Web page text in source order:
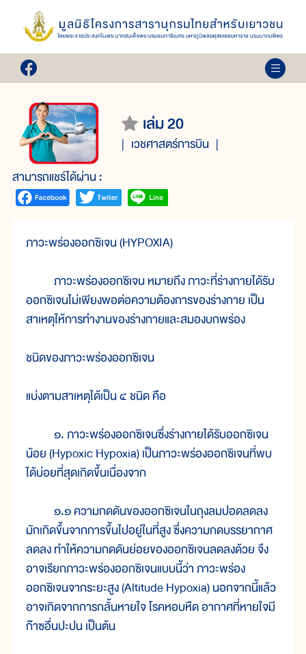
เล่ม 20
เวชศาสตร์การบิน
สามารถแชร์ได้ผ่าน :
ภาวะพร่องออกซิเจน (HYPOXIA)
ภาวะพร่องออกซิเจน หมายถึง ภาวะที่ร่างกายได้รับ
ออกซิเจนไม่เพียงพอต่อความต้องการของร่างกาย เป็น
สาเหตุให้การทำงานของร่างกายและสมองบกพร่อง
ชนิดของภาวะพร่องออกซิเจน
แบ่งตามสาเหตุได้เป็น ๔ ชนิด คือ
๑. ภาวะพร่องออกซิเจนซึ่งร่างกายได้รับออกซิเจน
น้อย (Hypoxic Hypoxia) เป็นภาวะพร่องออกซิเจนที่พบ
ได้บ่อยที่สุดเกิดขึ้นเนื่องจาก
๑.๑ ความกดดันของออกซิเจนในถุงลมปอดลดลง
มักเกิดขึ้นจากการขึ้นไปอยู่ในที่สูง ซึ่งความกดบรรยากาศ
ลดลง ทำให้ความกดดันย่อยของออกซิเจนลดลงด้วย จึง
อาจเรียกภาวะพร่องออกซิเจนแบบนี้ว่า ภาวะพร่อง
ออกซิเจนจากระยะสูง (Altitude Hypoxia) นอกจากนี้แล้ว
อาจเกิดจากการกลั้นหายใจ โรคหอบหืด อากาศที่หายใจมี
ก๊าซอื่นปะปน เป็นต้น